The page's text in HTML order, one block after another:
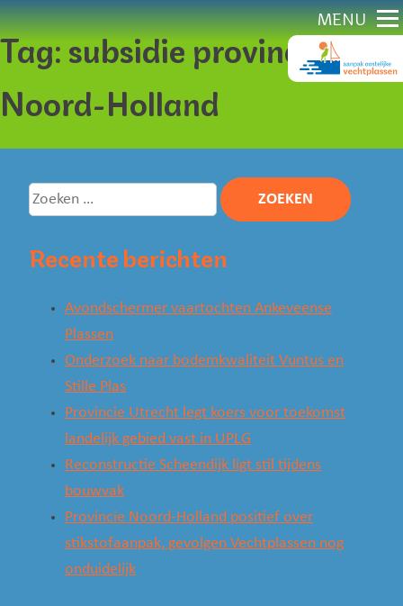
naar
content
MENU
Tag: subsidie provincie
Noord-Holland
Zoeken
naar:
Recente berichten
Avondschermer vaartochten Ankeveense
Plassen
Onderzoek naar bodemkwaliteit Vuntus en
Stille Plas
Provincie Utrecht legt koers voor toekomst
landelijk gebied vast in UPLG
Reconstructie Scheendijk ligt stil tijdens
bouwvak
Provincie Noord-Holland positief over
stikstofaanpak, gevolgen Vechtplassen nog
onduidelijk